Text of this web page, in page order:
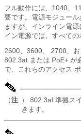
フル動作には、1040、
要です。電源モジュー
ますが、インライン電
イン電源では、すべての
2600、3600、 2700、
802.3at または PoE+ が
で、これらのアクセス
（注 ） 802.3af 準拠ス
きます。